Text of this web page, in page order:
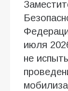
июля
не